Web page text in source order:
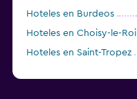
Hoteles en Burdeos
Hoteles en Choisy-le-Roi
Hoteles en Saint-Tropez